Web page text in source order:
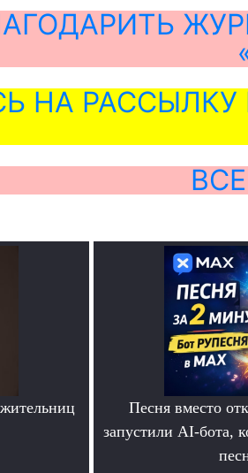
НА РАССЫЛКУ
Песня вместо
запустили AI-бота,